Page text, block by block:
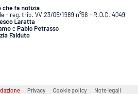
che fa notizia
- reg. trib. VV 23/05/1989 n°68 - R.O.C. 4049
Laratta
ePablo Petrasso
Falduto
Privacy Cookie policy Note legali